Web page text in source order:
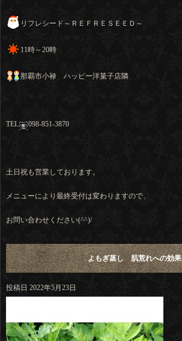
リフレシード～ＲＥＦＲＥＳＥＥＤ～
11時～20時
那覇市小禄 ハッピー洋菓子店隣
TEL 098-851-3870
土日祝も営業しております。
メニューにより最終受付は変わりますので、
お問い合わせください(^^)/
よもぎ蒸し 肌荒れへの効果
投稿日 2022年5月23日